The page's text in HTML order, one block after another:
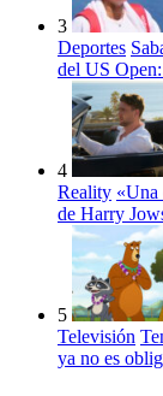
3
Deportes
del US
4
Reality «Una
de Harry
5
Televisión
ya no es